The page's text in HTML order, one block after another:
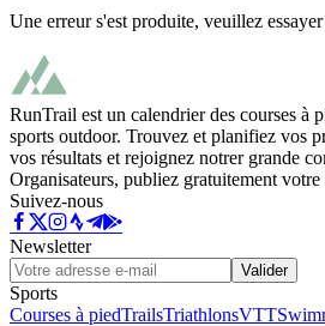
Une erreur s'est produite, veuillez
RunTrail est un calendrier des courses
sports outdoor. Trouvez et planifiez vos
vos résultats et rejoignez notrer grande
Organisateurs, publiez gratuitement votre
Suivez-nous
Newsletter
Valider
Sports
Courses à piedTrailsTriathlonsVTT